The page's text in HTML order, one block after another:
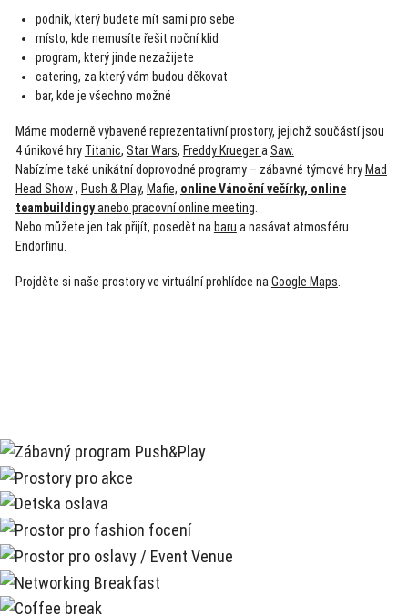
podnik, který budete mít sami pro sebe
místo, kde nemusíte řešit noční klid
program, který jinde nezažijete
catering, za který vám budou děkovat
bar, kde je všechno možné
Máme moderně vybavené reprezentativní prostory, jejichž součástí jsou
4 únikové hry Titanic, Star Wars, Freddy Kruegera Saw.
Nabízíme také unikátní doprovodné programy – zábavné týmové hry Mad
Head Show, Push & Play, Mafie, online Vánoční večírky, online
teambuildingyanebo pracovní online meeting
Nebo můžete jen tak přijít, posedět na baru a nasávat atmosféru
Endorfinu.
Projděte si naše prostory ve virtuální prohlídce na Google Maps